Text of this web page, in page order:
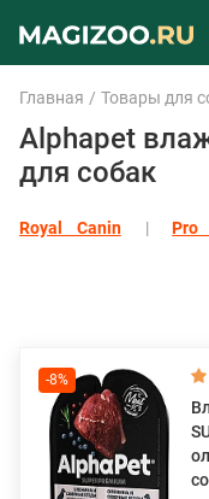
Главная Товары для
Alphapet
для собак
Royal Canin Pro
-8%